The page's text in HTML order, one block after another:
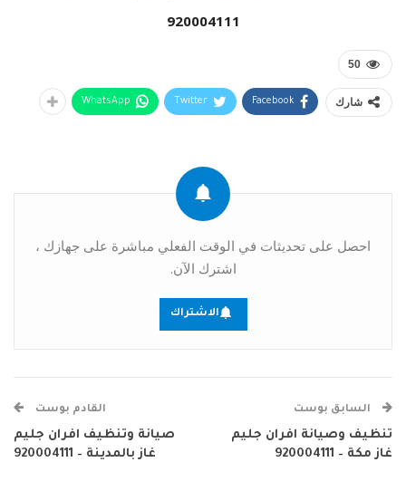
920004111
50
شارك Facebook
Twitter
WhatsApp
احصل على تحديثات في الوقت الفعلي مباشرة على جهازك ،
اشترك الآن.
الاشتراك
السابق بوست
تنظيف وصيانة افران جليم
غاز مكة – 920004111
القادم بوست
صيانة وتنظيف افران جليم
غاز بالمدينة – 920004111